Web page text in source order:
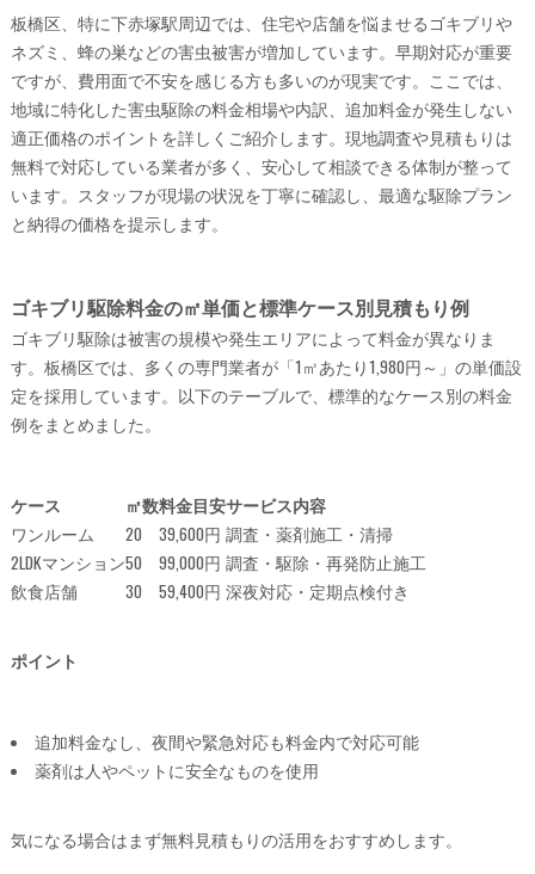
板橋区、特に下赤塚駅周辺では、住宅や店舗を悩ませるゴキブリや
ネズミ、蜂の巣などの害虫被害が増加しています。早期対応が重要
ですが、費用面で不安を感じる方も多いのが現実です。ここでは、
地域に特化した害虫駆除の料金相場や内訳、追加料金が発生しない
適正価格のポイントを詳しくご紹介します。現地調査や見積もりは
無料で対応している業者が多く、安心して相談できる体制が整って
います。スタッフが現場の状況を丁寧に確認し、最適な駆除プラン
と納得の価格を提示します。
ゴキブリ駆除料金の㎡単価と標準ケース別見積もり例
ゴキブリ駆除は被害の規模や発生エリアによって料金が異なりま
す。板橋区では、多くの専門業者が「1㎡あたり1,980円～」の単価設
定を採用しています。以下のテーブルで、標準的なケース別の料金
例をまとめました。
ケース ㎡数料金目安サービス内容
ワンルーム
20 39,600円 調査・薬剤施工・清掃
2LDKマンション50 99,000円 調査・駆除・再発防止施工
飲食店舗
30 59,400円 深夜対応・定期点検付き
ポイント
追加料金なし、夜間や緊急対応も料金内で対応可能
薬剤は人やペットに安全なものを使用
気になる場合はまず無料見積もりの活用をおすすめします。